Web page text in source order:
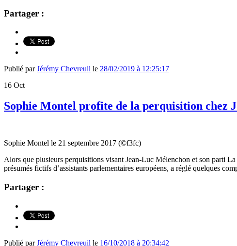
Partager :
Publié parJérémy Chevreuil le 28/02/2019 à 12:25:17
16 Oct
Sophie Montel profite de la perquisition chez
Sophie Montel le 21 septembre 2017 (©f3fc)
Alors que plusieurs perquisitions visant Jean-Luc Mélenchon et son parti
présumés fictifs d’assistants parlementaires européens, a réglé quelques
Partager :
Publié parJérémy Chevreuil le 16/10/2018 à 20:34:42